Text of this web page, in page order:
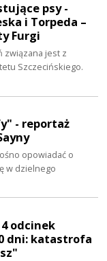
psy -
i Torpeda –
Furgi
związana jest z
Szczecińskiego.
- reportaż
opowiadać o
w dzielnego
odcinek
dni: katastrofa